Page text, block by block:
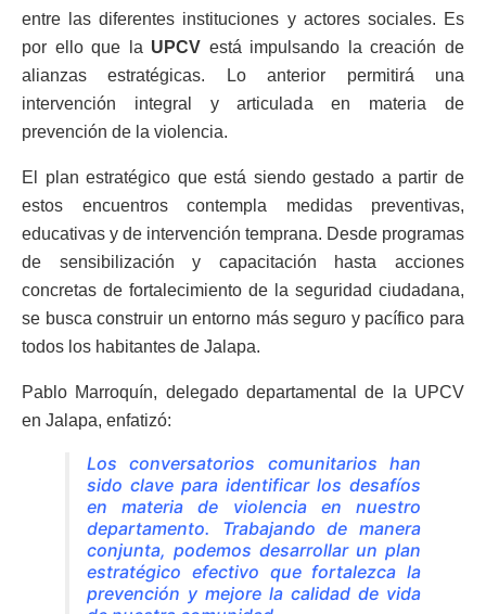
entre las diferentes instituciones y actores sociales. Es
por ello que la UPCV está impulsando la creación de
alianzas estratégicas. Lo anterior permitirá una
intervención integral y articulada en materia de
prevención de la violencia.
El plan estratégico que está siendo gestado a partir de
estos encuentros contempla medidas preventivas,
educativas y de intervención temprana. Desde programas
de sensibilización y capacitación hasta acciones
concretas de fortalecimiento de la seguridad ciudadana,
se busca construir un entorno más seguro y pacífico para
todos los habitantes de Jalapa.
Pablo Marroquín, delegado departamental de la UPCV
en Jalapa, enfatizó:
Los conversatorios comunitarios han
sido clave para identificar los desafíos
en materia de violencia en nuestro
departamento. Trabajando de manera
conjunta, podemos desarrollar un plan
estratégico efectivo que fortalezca la
prevención y mejore la calidad de vida